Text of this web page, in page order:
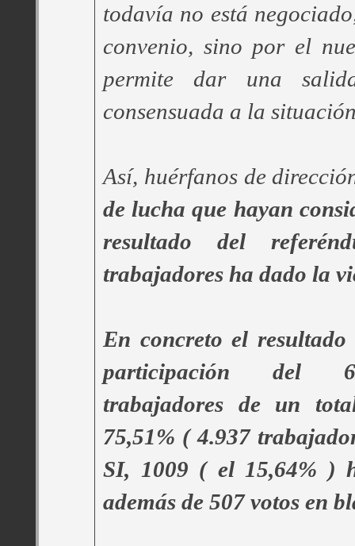
todavía no está
convenio, sino por el
permite dar una
consensuada a la
Así, huérfanos de
de lucha que hayan
resultado del
trabajadores ha dado la
En concreto el
participación del
trabajadores de un
75,51% ( 4.937
SI, 1009 ( el 15,64% )
además de 507 votos en